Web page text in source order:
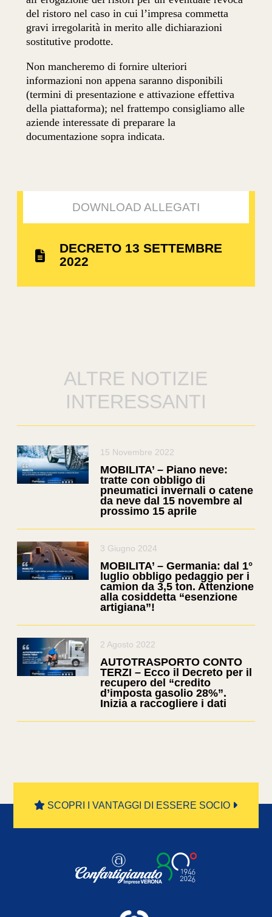
del ristoro nel caso in cui l’impresa commetta
gravi irregolarità in merito alle dichiarazioni
sostitutive prodotte.
Non mancheremo di fornire ulteriori
informazioni non appena saranno disponibili
(termini di presentazione e attivazione effettiva
della piattaforma); nel frattempo consigliamo alle
aziende interessate di preparare la
documentazione sopra indicata.
DOWNLOAD ALLEGATI
DECRETO 13 SETTEMBRE
2022
ALTRE NOTIZIE
INTERESSANTI
15 Novembre 2022
MOBILITA’ – Piano neve:
tratte con obbligo di
pneumatici invernali o catene
da neve dal 15 novembre al
prossimo 15 aprile
3 Giugno 2024
MOBILITA’ – Germania: dal 1°
luglio obbligo pedaggio per i
camion da 3,5 ton. Attenzione
alla cosiddetta “esenzione
artigiana”!
2 Agosto 2022
AUTOTRASPORTO CONTO
TERZI – Ecco il Decreto per il
recupero del “credito
d’imposta gasolio 28%”.
Inizia a raccogliere i dati
SCOPRI I VANTAGGI DI ESSERE SOCIO